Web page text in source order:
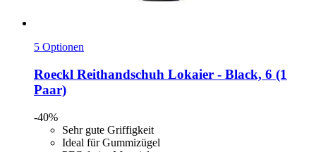
5 Optionen
Roeckl Reithandschuh Lokaier -​ Black, 6 (1
Paar)
-40%
Sehr gute Griffigkeit
Ideal für Gummizügel